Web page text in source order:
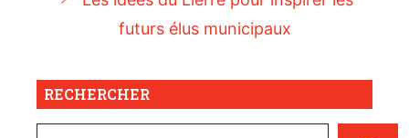
futurs élus municipaux
RECHERCHER